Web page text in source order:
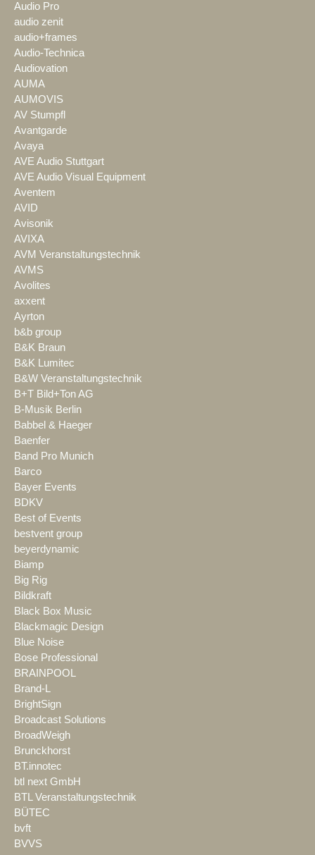
Audio Pro
audio zenit
audio+frames
Audio-Technica
Audiovation
AUMA
AUMOVIS
AV Stumpfl
Avantgarde
Avaya
AVE Audio Stuttgart
AVE Audio Visual Equipment
Aventem
AVID
Avisonik
AVIXA
AVM Veranstaltungstechnik
AVMS
Avolites
axxent
Ayrton
b&b group
B&K Braun
B&K Lumitec
B&W Veranstaltungstechnik
B+T Bild+Ton AG
B-Musik Berlin
Babbel & Haeger
Baenfer
Band Pro Munich
Barco
Bayer Events
BDKV
Best of Events
bestvent group
beyerdynamic
Biamp
Big Rig
Bildkraft
Black Box Music
Blackmagic Design
Blue Noise
Bose Professional
BRAINPOOL
Brand-L
BrightSign
Broadcast Solutions
BroadWeigh
Brunckhorst
BT.innotec
btl next GmbH
BTL Veranstaltungstechnik
BÜTEC
bvft
BVVS